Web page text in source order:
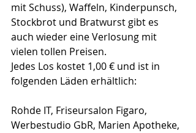
mit Schuss), Waffeln, Kinderpunsch,
Stockbrot und Bratwurst gibt es
auch wieder eine Verlosung mit
vielen tollen Preisen.
Jedes Los kostet 1,00 € und ist in
folgenden Läden erhältlich:
Rohde IT, Friseursalon Figaro,
Werbestudio GbR, Marien Apotheke,